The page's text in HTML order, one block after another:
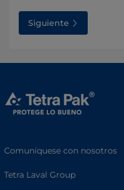
Siguiente
Comuníquese con nosotros
Tetra Laval Group